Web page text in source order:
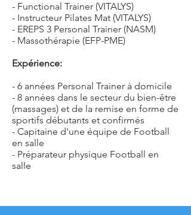
- Functional Trainer (VITALYS)
- Instructeur Pilates Mat (VITALYS)
- EREPS 3 Personal Trainer (NASM)
- Massothérapie (EFP-PME)
Expérience:
- 6 années Personal Trainer à domicile
- 8 années dans le secteur du bien-être
(massages) et de la remise en forme de
sportifs débutants et confirmés
- Capitaine d'une équipe de Football
en salle
- Préparateur physique Football en
salle